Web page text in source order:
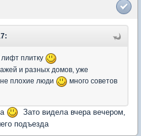
лифт плитку
и разных домов, уже
плохие люди
много советов
Зато видела вчера вечером,
подъезда